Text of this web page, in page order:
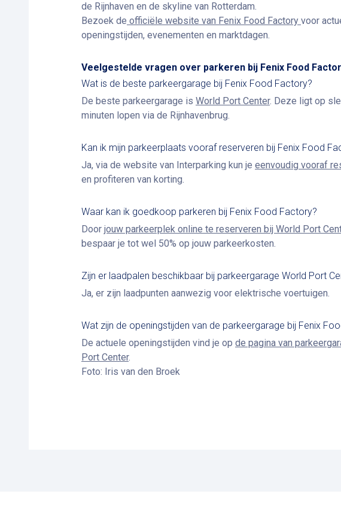
de Rijnhaven en de skyline van Rotterdam.
Bezoek de officiële website van Fenix Food Factory voor
openingstijden, evenementen en marktdagen.
Veelgestelde vragen over parkeren bij Fenix Food
Wat is de beste parkeergarage bij Fenix Food Factory?
De beste parkeergarage is World Port Center. Deze ligt op
minuten lopen via de Rijnhavenbrug.
Kan ik mijn parkeerplaats vooraf reserveren bij Fenix Food
Ja, via de website van Interparking kun je eenvoudig vooraf
en profiteren van korting.
Waar kan ik goedkoop parkeren bij Fenix Food Factory?
Door jouw parkeerplek online te reserveren bij World Port
bespaar je tot wel 50% op jouw parkeerkosten.
Zijn er laadpalen beschikbaar bij parkeergarage World Port
Ja, er zijn laadpunten aanwezig voor elektrische voertuigen.
Wat zijn de openingstijden van de parkeergarage bij Fenix
De actuele openingstijden vind je op de pagina van
Port Center.
Foto: Iris van den Broek